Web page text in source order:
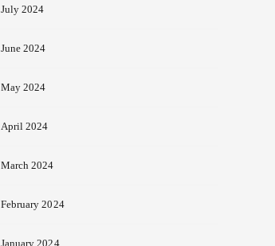
July 2024
June 2024
May 2024
April 2024
March 2024
February 2024
January 2024